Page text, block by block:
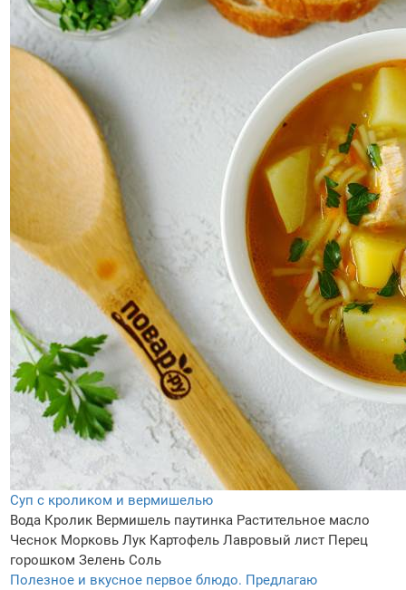
Суп с кроликом и вермишелью
Вода Кролик Вермишель паутинка Растительное масло
Чеснок Морковь Лук Картофель Лавровый лист Перец
горошком Зелень Соль
Полезное и вкусное первое блюдо. Предлагаю